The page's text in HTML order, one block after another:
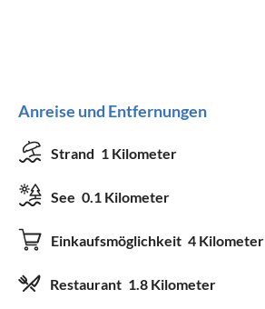
Anreise und Entfernungen
Strand 1 Kilometer
See 0.1 Kilometer
Einkaufsmöglichkeit 4 Kilometer
Restaurant 1.8 Kilometer